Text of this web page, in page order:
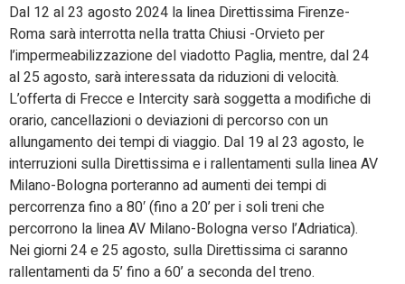
Dal 12 al 23 agosto 2024 la linea Direttissima Firenze-
Roma sarà interrotta nella tratta Chiusi -Orvieto per
l’impermeabilizzazione del viadotto Paglia, mentre, dal 24
al 25 agosto, sarà interessata da riduzioni di velocità.
L’offerta di Frecce e Intercity sarà soggetta a modifiche di
orario, cancellazioni o deviazioni di percorso con un
allungamento dei tempi di viaggio. Dal 19 al 23 agosto, le
interruzioni sulla Direttissima e i rallentamenti sulla linea AV
Milano-Bologna porteranno ad aumenti dei tempi di
percorrenza fino a 80′ (fino a 20’ per i soli treni che
percorrono la linea AV Milano-Bologna verso l’Adriatica).
Nei giorni 24 e 25 agosto, sulla Direttissima ci saranno
rallentamenti da 5’ fino a 60’ a seconda del treno.